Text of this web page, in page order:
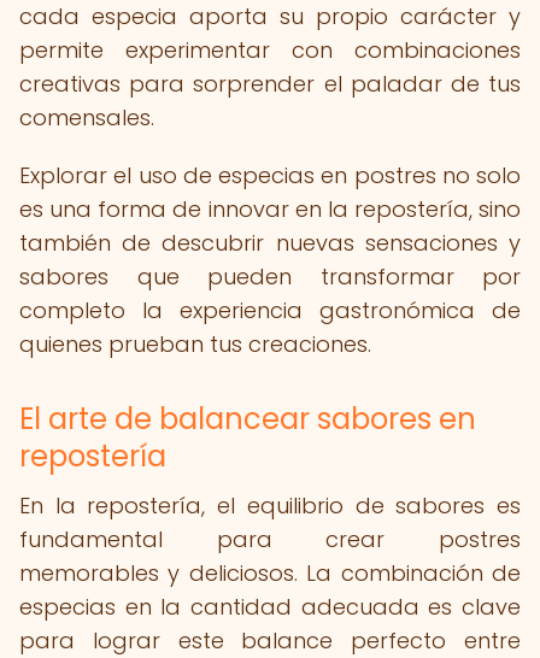
cada especia aporta su propio carácter y
permite experimentar con combinaciones
creativas para sorprender el paladar de tus
comensales.
Explorar el uso de especias en postres no solo
es una forma de innovar en la repostería, sino
también de descubrir nuevas sensaciones y
sabores que pueden transformar por
completo la experiencia gastronómica de
quienes prueban tus creaciones.
El arte de balancear sabores en
repostería
En la repostería, el equilibrio de sabores es
fundamental para crear postres
memorables y deliciosos. La combinación de
especias en la cantidad adecuada es clave
para lograr este balance perfecto entre